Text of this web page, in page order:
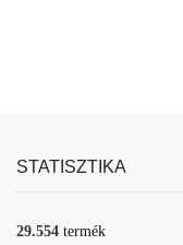
STATISZTIKA
29.554 termék